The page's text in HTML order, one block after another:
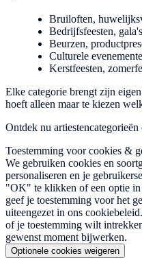
Bruiloften,
Bedrijfsfeesten,
Beurzen,
Culturele
Kerstfeesten,
Elke categorie brengt zijn
hoeft alleen maar te kiezen
Ontdek nu artiestencategorieën
Toestemming voor cookies &
We gebruiken cookies en
personaliseren en je
"OK" te klikken of een optie in
geef je toestemming voor het
uiteengezet in ons
of je toestemming wilt
gewenst moment bijwerken.
Optionele cookies weigeren